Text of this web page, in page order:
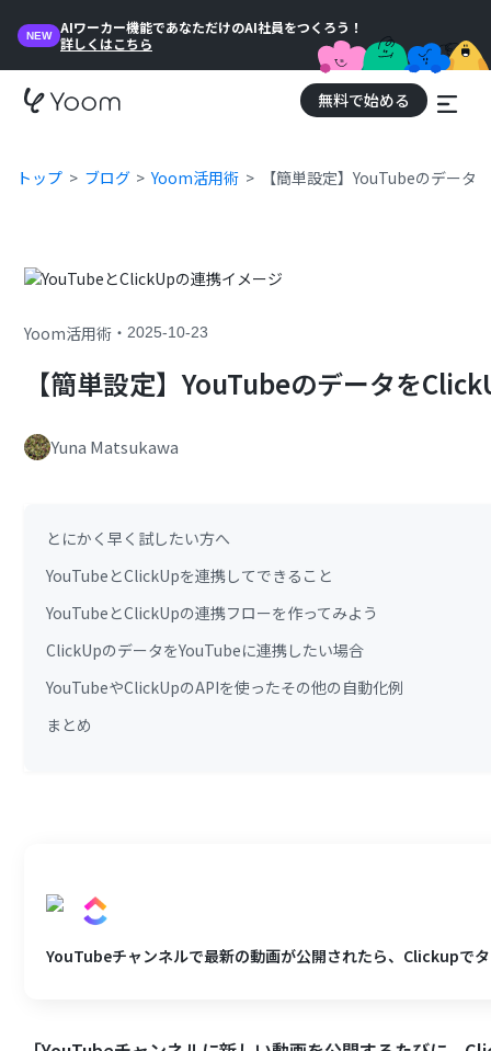
NEW
AIワーカー機能であなただけのAI社員をつくろう！
詳しくはこちら
無料で始める
トップ ブログ Yoom活用術 【簡単設定】YouTubeのデー
Yoom活用術 ・2025-10-23
【簡単設定】YouTubeのデータを
Yuna Matsukawa
とにかく早く試したい方へ
YouTubeとClickUpを連携してできること
YouTubeとClickUpの連携フローを作ってみよう
ClickUpのデータをYouTubeに連携したい場合
YouTubeやClickUpのAPIを使ったその他の自動化例
まとめ
YouTubeチャンネルで最新の動画が公開されたら、Clickupで